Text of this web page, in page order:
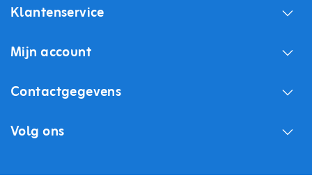
Klantenservice
Mijn account
Contactgegevens
Volg ons